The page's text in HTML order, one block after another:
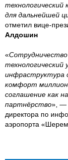
для дальнейшей
отметил вице-
Алдошин
«
технологический
инфраструктура
комфорт
соглашение как
партнёрство», —
директора по
аэропорта